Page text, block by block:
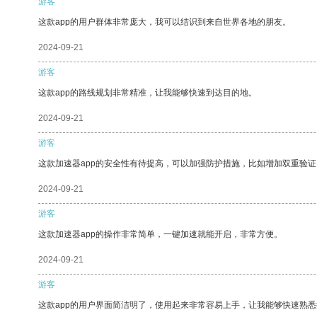
这款app的用户群体非常庞大，我可以结识到来自世界各地的朋友。
2024-09-21
游客
这款app的路线规划非常精准，让我能够快速到达目的地。
2024-09-21
游客
这款加速器app的安全性有待提高，可以加强防护措施，比如增加双重验证
2024-09-21
游客
这款加速器app的操作非常简单，一键加速就能开启，非常方便。
2024-09-21
游客
这款app的用户界面简洁明了，使用起来非常容易上手，让我能够快速熟悉